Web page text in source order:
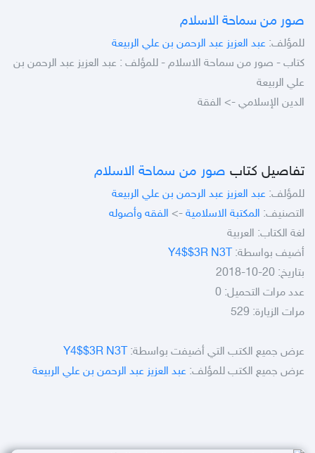
صور من سماحة الاسلام
للمؤلف: عبد العزيز عبد الرحمن بن علي الربيعة
كتاب - صور من سماحة الاسلام - للمؤلف : عبد العزيز عبد الرحمن بن
علي الربيعة
الدين الإسلامي -> الفقة
تفاصيل كتاب صور من سماحة الاسلام
للمؤلف: عبد العزيز عبد الرحمن بن علي الربيعة
التصنيف: المكتبة الاسلامية -> الفقه وأصوله
لغة الكتاب: العربية
أضيف بواسطة: Y4$$3R N3T
بتاريخ: 20-10-2018
عدد مرات التحميل: 0
مرات الزيارة: 529
عرض جميع الكتب التي أضيفت بواسطة: Y4$$3R N3T
عرض جميع الكتب للمؤلف: عبد العزيز عبد الرحمن بن علي الربيعة